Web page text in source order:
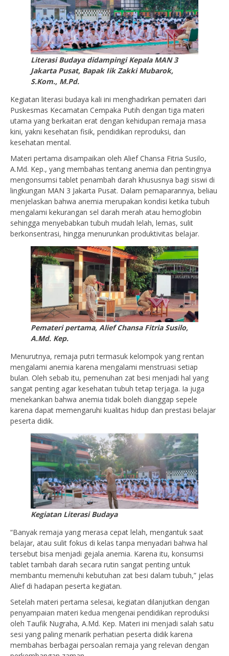
Literasi Budaya didampingi Kepala MAN 3
Jakarta Pusat, Bapak Iik Zakki Mubarok,
S.Kom., M.Pd.
Kegiatan literasi budaya kali ini menghadirkan pemateri dari
Puskesmas Kecamatan Cempaka Putih dengan tiga materi
utama yang berkaitan erat dengan kehidupan remaja masa
kini, yakni kesehatan fisik, pendidikan reproduksi, dan
kesehatan mental.
Materi pertama disampaikan oleh Alief Chansa Fitria Susilo,
A.Md. Kep., yang membahas tentang anemia dan pentingnya
mengonsumsi tablet penambah darah khususnya bagi siswi di
lingkungan MAN 3 Jakarta Pusat. Dalam pemaparannya, beliau
menjelaskan bahwa anemia merupakan kondisi ketika tubuh
mengalami kekurangan sel darah merah atau hemoglobin
sehingga menyebabkan tubuh mudah lelah, lemas, sulit
berkonsentrasi, hingga menurunkan produktivitas belajar.
Pemateri pertama, Alief Chansa Fitria Susilo,
A.Md. Kep.
Menurutnya, remaja putri termasuk kelompok yang rentan
mengalami anemia karena mengalami menstruasi setiap
bulan. Oleh sebab itu, pemenuhan zat besi menjadi hal yang
sangat penting agar kesehatan tubuh tetap terjaga. Ia juga
menekankan bahwa anemia tidak boleh dianggap sepele
karena dapat memengaruhi kualitas hidup dan prestasi belajar
peserta didik.
Kegiatan Literasi Budaya
“Banyak remaja yang merasa cepat lelah, mengantuk saat
belajar, atau sulit fokus di kelas tanpa menyadari bahwa hal
tersebut bisa menjadi gejala anemia. Karena itu, konsumsi
tablet tambah darah secara rutin sangat penting untuk
membantu memenuhi kebutuhan zat besi dalam tubuh,” jelas
Alief di hadapan peserta kegiatan.
Setelah materi pertama selesai, kegiatan dilanjutkan dengan
penyampaian materi kedua mengenai pendidikan reproduksi
oleh Taufik Nugraha, A.Md. Kep. Materi ini menjadi salah satu
sesi yang paling menarik perhatian peserta didik karena
membahas berbagai persoalan remaja yang relevan dengan